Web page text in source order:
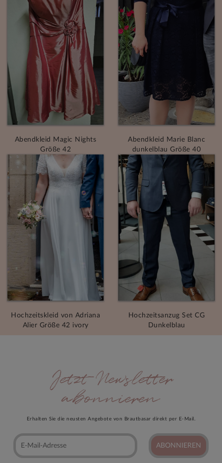
Abendkleid Magic Nights
Größe 42
Abendkleid Marie Blanc
dunkelblau Größe 40
Hochzeitskleid von Adriana
Alier Größe 42 ivory
Hochzeitsanzug Set CG
Dunkelblau
Jetzt Newsletter
abonnieren
Erhalten Sie die neusten Angebote von Brautbasar direkt per E-Mail.
ABONNIEREN